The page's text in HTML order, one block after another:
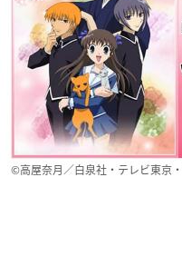
©高屋奈月／白泉社・テレビ東京